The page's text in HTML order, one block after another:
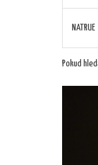
NATRUE
Pokud